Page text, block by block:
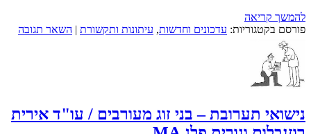
להמשך קריאה
פורסם בקטגוריות: עדכונים וחדשות, עיתונות ותקשורת | השאר תגובה
נישואי תערובת – בני זוג מעורבים / עו"ד אירית